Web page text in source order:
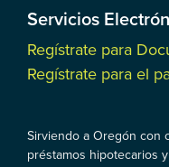
Servicios
Regístrate para
Regístrate para el
Sirviendo a Oregón con
préstamos hipotecarios